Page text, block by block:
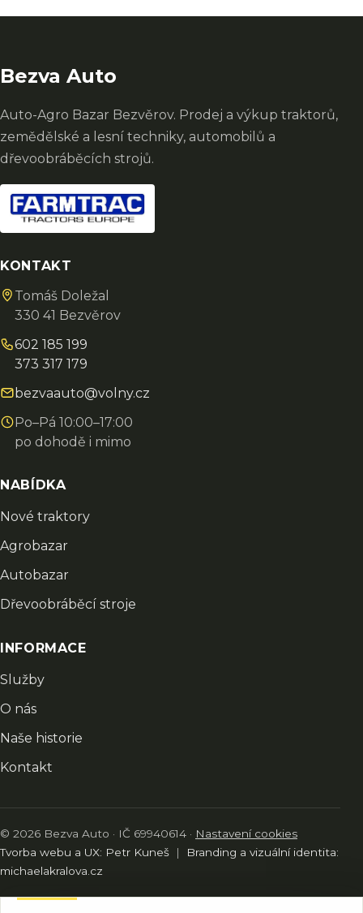
Bezva Auto
Auto-Agro Bazar Bezvěrov. Prodej a výkup traktorů,
zemědělské a lesní techniky, automobilů a
dřevoobráběcích strojů.
KONTAKT
Tomáš Doležal
330 41 Bezvěrov
602 185 199
373 317 179
bezvaauto@volny.cz
Po–Pá 10:00–17:00
po dohodě i mimo
NABÍDKA
Nové traktory
Agrobazar
Autobazar
Dřevoobráběcí stroje
INFORMACE
Služby
O nás
Naše historie
Kontakt
© 2026 Bezva Auto · IČ 69940614 · Nastavení cookies
Tvorba webu a UX: Petr Kuneš |
Branding a vizuální identita:
michaelakralova.cz